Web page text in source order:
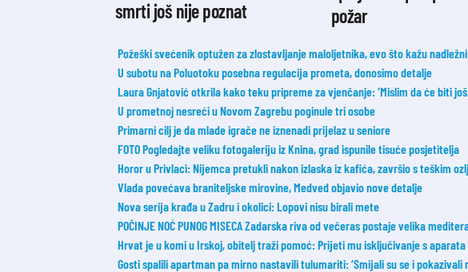
smrti još nije poznat
požar
Požeški svećenik optužen za zlostavljanje maloljetnika, evo što kažu nadležni
U subotu na Poluotoku posebna regulacija prometa, donosimo detalje
Laura Gnjatović otkrila kako teku pripreme za vjenčanje: ‘Mislim da će biti
U prometnoj nesreći u Novom Zagrebu poginule tri osobe
Primarni cilj je da mlade igrače ne iznenadi prijelaz u seniore
FOTO Pogledajte veliku fotogaleriju iz Knina, grad ispunile tisuće posjetitelja
Horor u Privlaci: Nijemca pretukli nakon izlaska iz kafića, završio s teškim
Vlada povećava braniteljske mirovine, Medved objavio nove detalje
Nova serija krađa u Zadru i okolici: Lopovi nisu birali mete
POČINJE NOĆ PUNOG MISECA Zadarska riva od večeras postaje velika
Hrvat je u komi u Irskoj, obitelj traži pomoć: Prijeti mu isključivanje s aparata
Gosti spalili apartman pa mirno nastavili tulumariti: ‘Smijali su se i pokazivali